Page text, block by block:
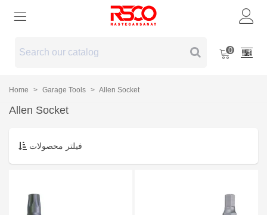
0
Home > Garage Tools > Allen Socket
Allen Socket
فیلتر محصولات